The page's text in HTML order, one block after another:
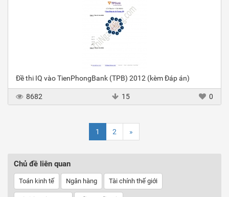
Đề thi IQ vào TienPhongBank (TPB) 2012 (kèm Đáp án)
8682 15 0
1 2 »
Chủ đề liên quan
Toán kinh tế Ngân hàng Tài chính thế giới